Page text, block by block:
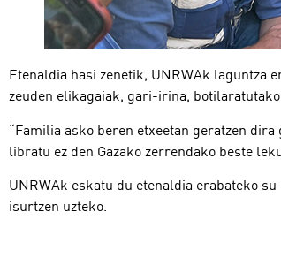
Etenaldia hasi zenetik, UNRWAk laguntza
zeuden elikagaiak, gari-irina,
“Familia asko beren etxeetan geratzen
libratu ez den Gazako zerrendako beste
UNRWAk eskatu du etenaldia erabateko
isurtzen uzteko.